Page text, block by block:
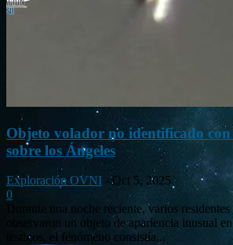
Objeto volador no identificado
sobre los Ángeles
Exploración OVNI - Oct 5, 2025
0
Durante una noche reciente, varios
observaron un objeto de apariencia inusual
testigos, el fenómeno consistía...